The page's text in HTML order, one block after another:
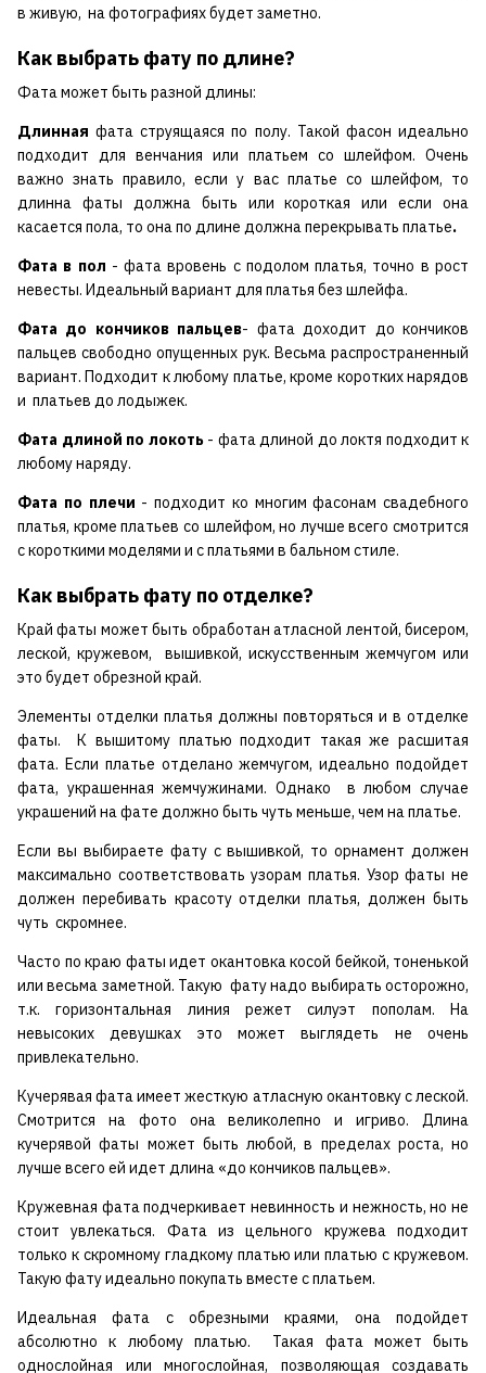
в живую, на фотографиях будет заметно.
Как выбрать фату по длине?
Фата может быть разной длины:
Длинная фата струящаяся по полу. Такой фасон идеально
подходит для венчания или платьем со шлейфом. Очень
важно знать правило, если у вас платье со шлейфом, то
длинна фаты должна быть или короткая или если она
касается пола, то она по длине должна перекрывать платье.
Фата в пол - фата вровень с подолом платья, точно в рост
невесты. Идеальный вариант для платья без шлейфа.
Фата до кончиков пальцев- фата доходит до кончиков
пальцев свободно опущенных рук. Весьма распространенный
вариант. Подходит к любому платье, кроме коротких нарядов
и платьев до лодыжек.
Фата длиной по локоть- фата длиной до локтя подходит к
любому наряду.
Фата по плечи - подходит ко многим фасонам свадебного
платья, кроме платьев со шлейфом, но лучше всего смотрится
с короткими моделями и с платьями в бальном стиле.
Как выбрать фату по отделке?
Край фаты может быть обработан атласной лентой, бисером,
леской, кружевом, вышивкой, искусственным жемчугом или
это будет обрезной край.
Элементы отделки платья должны повторяться и в отделке
фаты. К вышитому платью подходит такая же расшитая
фата. Если платье отделано жемчугом, идеально подойдет
фата, украшенная жемчужинами. Однако в любом случае
украшений на фате должно быть чуть меньше, чем на платье.
Если вы выбираете фату с вышивкой, то орнамент должен
максимально соответствовать узорам платья. Узор фаты не
должен перебивать красоту отделки платья, должен быть
чуть скромнее.
Часто по краю фаты идет окантовка косой бейкой, тоненькой
или весьма заметной. Такую фату надо выбирать осторожно,
т.к. горизонтальная линия режет силуэт пополам. На
невысоких девушках это может выглядеть не очень
привлекательно.
Кучерявая фата имеет жесткую атласную окантовку с леской.
Смотрится на фото она великолепно и игриво. Длина
кучерявой фаты может быть любой, в пределах роста, но
лучше всего ей идет длина «до кончиков пальцев».
Кружевная фата подчеркивает невинность и нежность, но не
стоит увлекаться. Фата из цельного кружева подходит
только к скромному гладкому платью или платью с кружевом.
Такую фату идеально покупать вместе с платьем.
Идеальная фата с обрезными краями, она подойдет
абсолютно к любому платью. Такая фата может быть
однослойная или многослойная, позволяющая создавать